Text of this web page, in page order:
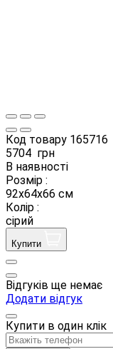
Код товару 165716
5704 грн
В наявності
Розмір :
92х64х66 см
Колір :
сірий
Купити
Відгуків ще немає
Додати відгук
Купити в один клік